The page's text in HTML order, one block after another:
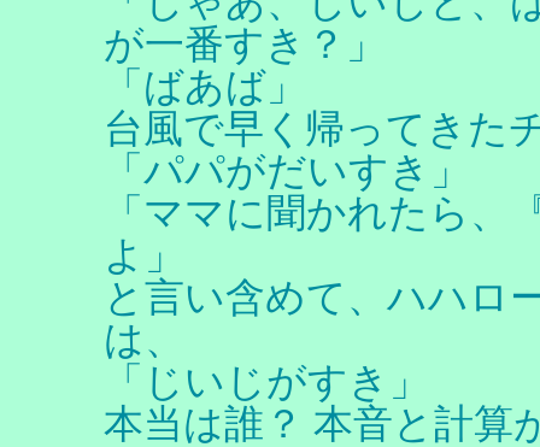
が一番すき？」
「ばあば」
台風で早く帰ってきた
「パパがだいすき」
「ママに聞かれたら、
よ」
と言い含めて、ハハロ
は、
「じいじがすき」
本当は誰？ 本音と計算